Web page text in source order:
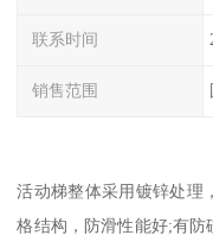
联系时间
销售范围
活动梯整体采用镀锌处理
格结构，防滑性能好;有防